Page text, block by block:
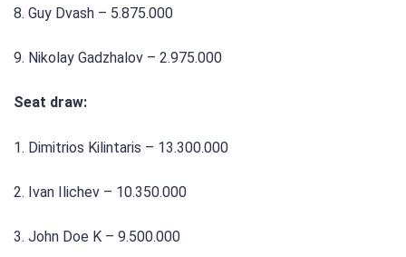
8. Guy Dvash – 5.875.000
9. Nikolay Gadzhalov – 2.975.000
Seat draw:
1. Dimitrios Kilintaris – 13.300.000
2. Ivan Ilichev – 10.350.000
3. John Doe K – 9.500.000